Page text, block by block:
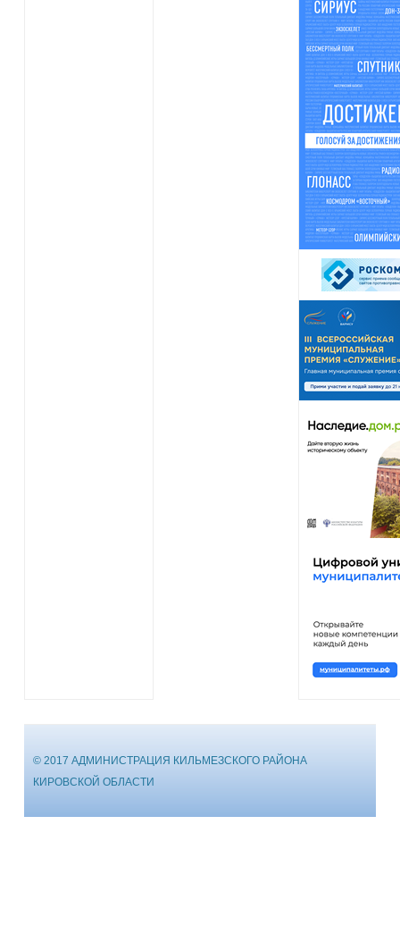
© 2017 АДМИНИСТРАЦИЯ КИЛЬМЕЗСКОГО РАЙОНА
КИРОВСКОЙ ОБЛАСТИ